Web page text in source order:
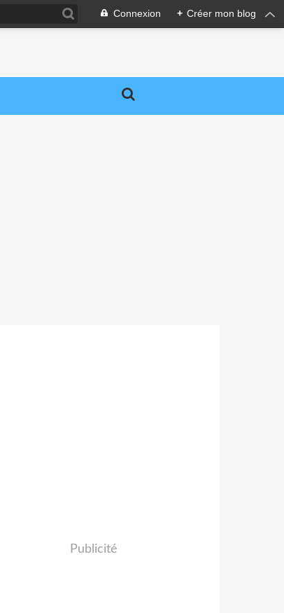
Connexion + Créer mon blog
Publicité